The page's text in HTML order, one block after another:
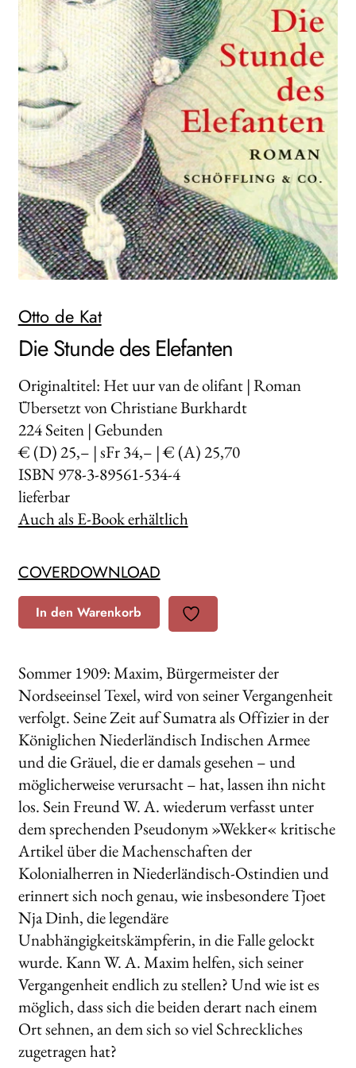
AKTUELLES
NEWSLETTER
WEITERE VERLAGE
Search:
Otto de Kat
Die Stunde des Elefanten
Originaltitel: Het uur van de olifant | Roman
Übersetzt von Christiane Burkhardt
224Seiten | Gebunden
€ (D) 25,– | sFr 34,– | € (A) 25,70
ISBN 978-3-89561-534-4
lieferbar
Auch als E-Book erhältlich
COVERDOWNLOAD
In den Warenkorb
Sommer 1909: Maxim, Bürgermeister der
Nordseeinsel Texel, wird von seiner Vergangenheit
verfolgt. Seine Zeit auf Sumatra als Offizier in der
Königlichen Niederländisch­ Indischen Armee
und die Gräuel, die er damals gesehen – und
möglicherweise verursacht – hat, lassen ihn nicht
los. Sein Freund W. A. wiederum verfasst unter
dem sprechenden Pseudonym »Wekker« kritische
Artikel über die Machenschaften der
Kolonialherren in Niederländisch-Ostindien und
erinnert sich noch genau, wie insbesondere Tjoet
Nja Dinh, die legendäre
Unabhängigkeitskämpferin, in die Falle gelockt
wurde. Kann W. A. Maxim helfen, sich seiner
Vergangenheit endlich zu stellen? Und wie ist es
möglich, dass sich die beiden derart nach einem
Ort sehnen, an dem sich so viel Schreckliches
zugetragen hat?